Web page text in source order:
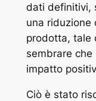
dati definitivi,
una riduzione
prodotta, tale
sembrare
impatto
Ciò è stato